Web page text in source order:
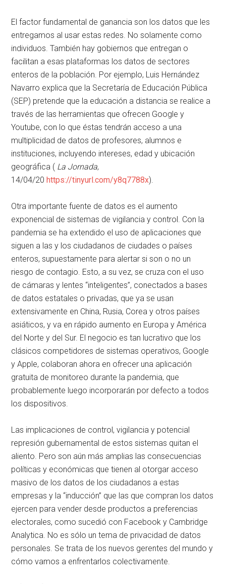
El factor fundamental de ganancia son los datos que les
entregamos al usar estas redes. No solamente como
individuos. También hay gobiernos que entregan o
facilitan a esas plataformas los datos de sectores
enteros de la población. Por ejemplo, Luis Hernández
Navarro explica que la Secretaría de Educación Pública
(SEP) pretende que la educación a distancia se realice a
través de las herramientas que ofrecen Google y
Youtube, con lo que éstas tendrán acceso a una
multiplicidad de datos de profesores, alumnos e
instituciones, incluyendo intereses, edad y ubicación
geográfica ( La Jornada,
14/04/20https://tinyurl.com/y8q7788x).
Otra importante fuente de datos es el aumento
exponencial de sistemas de vigilancia y control. Con la
pandemia se ha extendido el uso de aplicaciones que
siguen a las y los ciudadanos de ciudades o países
enteros, supuestamente para alertar si son o no un
riesgo de contagio. Esto, a su vez, se cruza con el uso
de cámaras y lentes inteligentes , conectados a bases
de datos estatales o privadas, que ya se usan
extensivamente en China, Rusia, Corea y otros países
asiáticos, y va en rápido aumento en Europa y América
del Norte y del Sur. El negocio es tan lucrativo que los
clásicos competidores de sistemas operativos, Google
y Apple, colaboran ahora en ofrecer una aplicación
gratuita de monitoreo durante la pandemia, que
probablemente luego incorporarán por defecto a todos
los dispositivos.
Las implicaciones de control, vigilancia y potencial
represión gubernamental de estos sistemas quitan el
aliento. Pero son aún más amplias las consecuencias
políticas y económicas que tienen al otorgar acceso
masivo de los datos de los ciudadanos a estas
empresas y la inducción que las que compran los datos
ejercen para vender desde productos a preferencias
electorales, como sucedió con Facebook y Cambridge
Analytica. No es sólo un tema de privacidad de datos
personales. Se trata de los nuevos gerentes del mundo y
cómo vamos a enfrentarlos colectivamente.